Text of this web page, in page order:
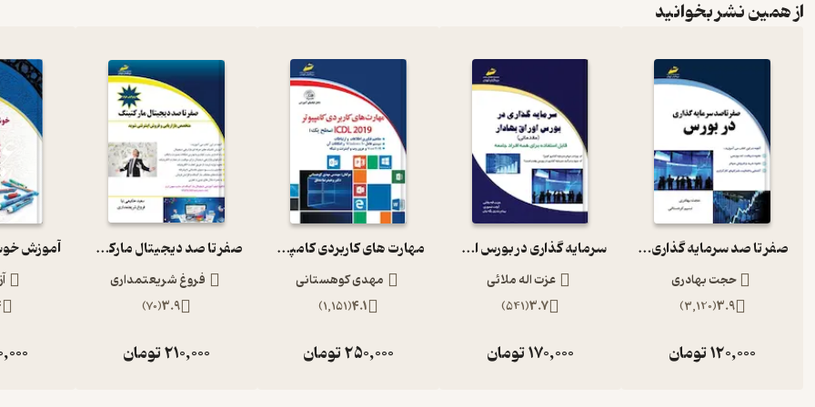
از همین نشر بخوانید
صفر تا صد سرمایه گذاری در بورس
حجت بهادری
3.9
(
3,120
)
120,000تومان
سرمایه گذاری در بورس اوراق بهادار
عزت اله ملائی
3.7
(
541
)
170,000تومان
مهارت های کاربردی کامپیوتر2019 ICDL سطح یک
مهدی کوهستانی
4.1
(
1,151
)
250,000تومان
صفر تا صد دیجیتال مارکتینگ
فروغ شریعتمداری
3.9
(
70
)
210,000تومان